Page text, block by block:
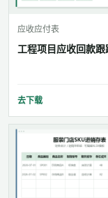
应收应付表
工程项目应收回款跟
去下载